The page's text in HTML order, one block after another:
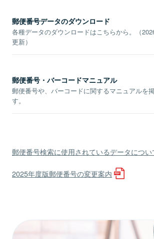
郵便番号データのダウンロード
各種データのダウンロードはこちらから。（
更新）
郵便番号・バーコードマニュアル
郵便番号や、バーコードに関するマニュアルを
す。
郵便番号検索に使用されているデータについ
2025年度版郵便番号の変更案内